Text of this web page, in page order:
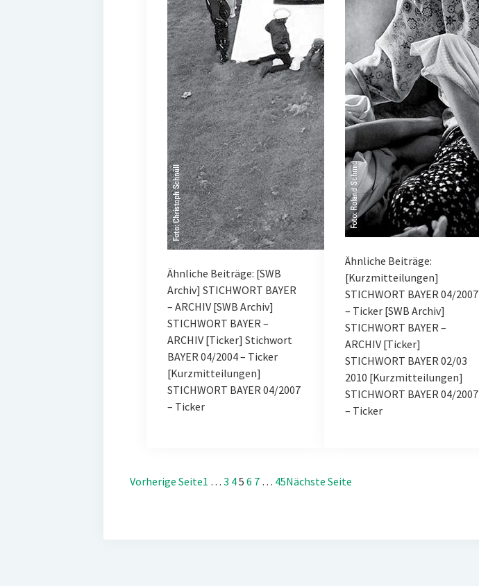
Ähnliche Beiträge: [SWB
Archiv] STICHWORT BAYER
– ARCHIV [SWB Archiv]
STICHWORT BAYER –
ARCHIV [Ticker] Stichwort
BAYER 04/2004 – Ticker
[Kurzmitteilungen]
STICHWORT BAYER 04/2007
– Ticker
Ähnliche Beiträge:
[Kurzmitteilungen]
STICHWORT BAYER 04/2007
– Ticker [SWB Archiv]
STICHWORT BAYER –
ARCHIV [Ticker]
STICHWORT BAYER 02/03
2010 [Kurzmitteilungen]
STICHWORT BAYER 04/2007
– Ticker
Vorherige Seite1 … 3 45 6 7 … 45Nächste Seite